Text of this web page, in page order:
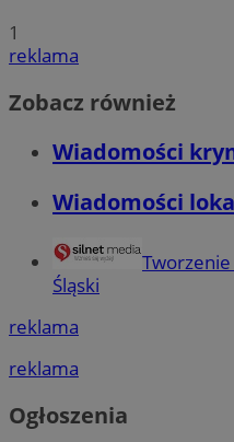
1
reklama
Zobacz również
Wiadomości
Wiadomości
Tworzenie
Śląski
reklama
reklama
Ogłoszenia